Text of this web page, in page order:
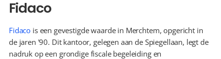
Fidaco
Fidaco is een gevestigde waarde in Merchtem, opgericht in
de jaren '90. Dit kantoor, gelegen aan de Spiegellaan, legt de
nadruk op een grondige fiscale begeleiding en